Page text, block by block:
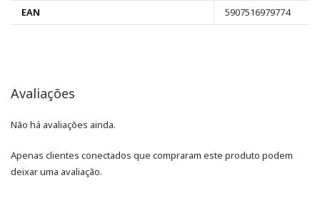
EAN
5907516979774
Avaliações
Não há avaliações ainda.
Apenas clientes conectados que compraram este produto podem
deixar uma avaliação.